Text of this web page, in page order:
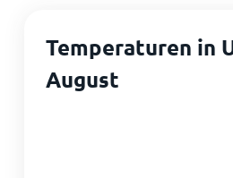
Temperaturen in
August